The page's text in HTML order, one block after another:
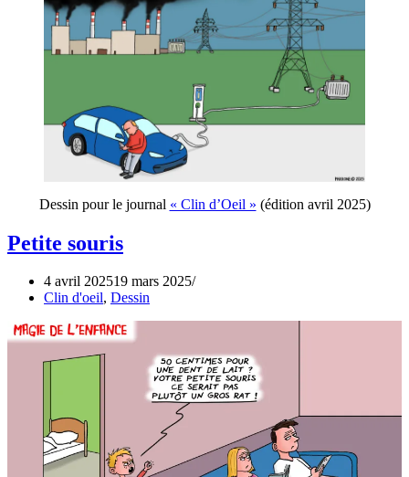
Dessin pour le journal « Clin d’Oeil » (édition avril 2025)
Petite souris
4 avril 202519 mars 2025
Clin d'oeil, Dessin